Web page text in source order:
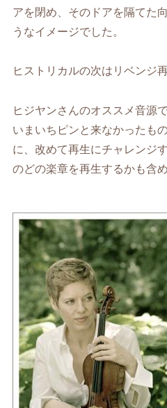
アを閉め、そのドアを隔てた
うなイメージでした。
ヒストリカルの次はリベンジ
ヒジヤンさんのオススメ音源
いまいちピンと来なかったも
に、改めて再生にチャレンジ
のどの楽章を再生するかも含